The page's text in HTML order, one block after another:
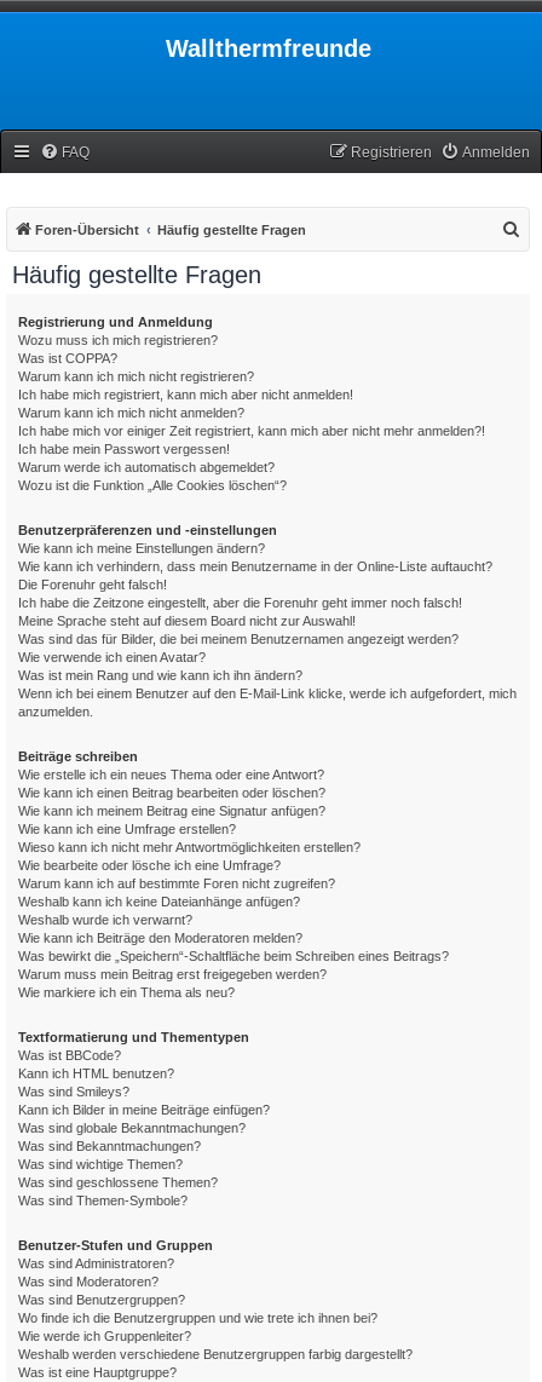
Wallthermfreunde
FAQ Anmelden
Registrieren
Foren-Übersicht Häufig gestellte Fragen
Häufig gestellte Fragen
Registrierung und Anmeldung
Wozu muss ich mich registrieren?
Was ist COPPA?
Warum kann ich mich nicht registrieren?
Ich habe mich registriert, kann mich aber nicht anmelden!
Warum kann ich mich nicht anmelden?
Ich habe mich vor einiger Zeit registriert, kann mich aber nicht mehr anmelden?!
Ich habe mein Passwort vergessen!
Warum werde ich automatisch abgemeldet?
Wozu ist die Funktion „Alle Cookies löschen“?
Benutzerpräferenzen und -einstellungen
Wie kann ich meine Einstellungen ändern?
Wie kann ich verhindern, dass mein Benutzername in der Online-Liste auftaucht?
Die Forenuhr geht falsch!
Ich habe die Zeitzone eingestellt, aber die Forenuhr geht immer noch falsch!
Meine Sprache steht auf diesem Board nicht zur Auswahl!
Was sind das für Bilder, die bei meinem Benutzernamen angezeigt werden?
Wie verwende ich einen Avatar?
Was ist mein Rang und wie kann ich ihn ändern?
Wenn ich bei einem Benutzer auf den E-Mail-Link klicke, werde ich aufgefordert, mich
anzumelden.
Beiträge schreiben
Wie erstelle ich ein neues Thema oder eine Antwort?
Wie kann ich einen Beitrag bearbeiten oder löschen?
Wie kann ich meinem Beitrag eine Signatur anfügen?
Wie kann ich eine Umfrage erstellen?
Wieso kann ich nicht mehr Antwortmöglichkeiten erstellen?
Wie bearbeite oder lösche ich eine Umfrage?
Warum kann ich auf bestimmte Foren nicht zugreifen?
Weshalb kann ich keine Dateianhänge anfügen?
Weshalb wurde ich verwarnt?
Wie kann ich Beiträge den Moderatoren melden?
Was bewirkt die „Speichern“-Schaltfläche beim Schreiben eines Beitrags?
Warum muss mein Beitrag erst freigegeben werden?
Wie markiere ich ein Thema als neu?
Textformatierung und Thementypen
Was ist BBCode?
Kann ich HTML benutzen?
Was sind Smileys?
Kann ich Bilder in meine Beiträge einfügen?
Was sind globale Bekanntmachungen?
Was sind Bekanntmachungen?
Was sind wichtige Themen?
Was sind geschlossene Themen?
Was sind Themen-Symbole?
Benutzer-Stufen und Gruppen
Was sind Administratoren?
Was sind Moderatoren?
Was sind Benutzergruppen?
Wo finde ich die Benutzergruppen und wie trete ich ihnen bei?
Wie werde ich Gruppenleiter?
Weshalb werden verschiedene Benutzergruppen farbig dargestellt?
Was ist eine Hauptgruppe?